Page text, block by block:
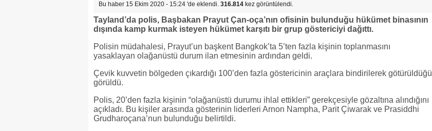
Bu haber 15 Ekim 2020 - 15:24 'de eklendi. 316.814 kez görüntülendi.
Tayland’da polis, Başbakan Prayut Çan-oça’nın ofisinin bulunduğu hükümet binasının
dışında kamp kurmak isteyen hükümet karşıtı bir grup göstericiyi dağıttı.
Polisin müdahalesi, Prayut’un başkent Bangkok’ta 5’ten fazla kişinin toplanmasını
yasaklayan olağanüstü durum ilan etmesinin ardından geldi.
Çevik kuvvetin bölgeden çıkardığı 100’den fazla göstericinin araçlara bindirilerek götürüldüğü
görüldü.
Polis, 20’den fazla kişinin “olağanüstü durumu ihlal ettikleri” gerekçesiyle gözaltına alındığını
açıkladı. Bu kişiler arasında gösterinin liderleri Arnon Nampha, Parit Çiwarak ve Prasiddhi
Grudharoçana’nun bulunduğu belirtildi.